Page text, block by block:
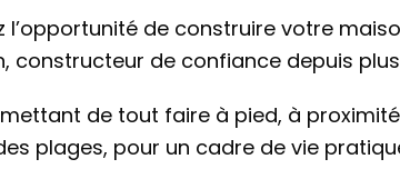
l’opportunité de construire votre
constructeur de confiance depuis
de tout faire à pied, à
plages, pour un cadre de vie